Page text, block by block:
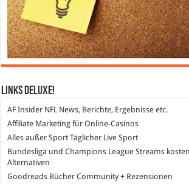
Links DeLuXe!
AF Insider NFL News, Berichte, Ergebnisse etc.
Affiliate Marketing für Online-Casinos
Alles außer SportTäglicher Live Sport
Bundesliga und Champions League Streams
Alternativen
Goodreads Bücher Community + Rezensionen